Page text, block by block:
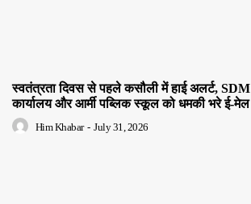
स्वतंत्रता दिवस से पहले कसौली में हाई अलर्ट, SDM
कार्यालय और आर्मी पब्लिक स्कूल को धमकी भरे ई-मेल
Him Khabar - July 31, 2026